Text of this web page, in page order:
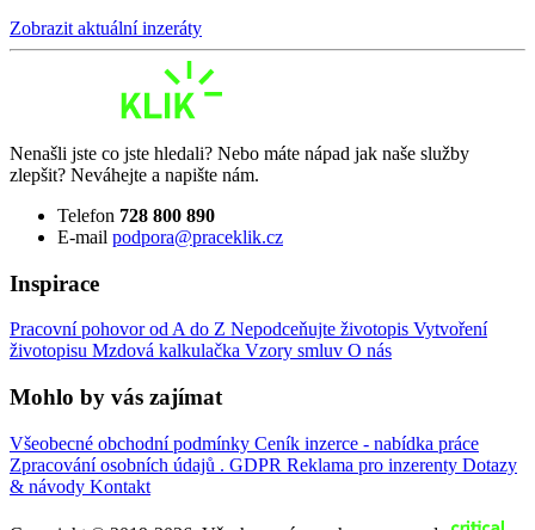
Zobrazit aktuální inzeráty
Nenašli jste co jste hledali? Nebo máte nápad jak naše služby
zlepšit? Neváhejte a napište nám.
Telefon 728 800 890
E-mail podpora@praceklik.cz
Inspirace
Pracovní pohovor od A do Z Nepodceňujte životopis Vytvoření
životopisu Mzdová kalkulačka Vzory smluv O nás
Mohlo by vás zajímat
Všeobecné obchodní podmínky Ceník inzerce - nabídka práce
Zpracování osobních údajů . GDPR Reklama pro inzerenty Dotazy
& návody Kontakt